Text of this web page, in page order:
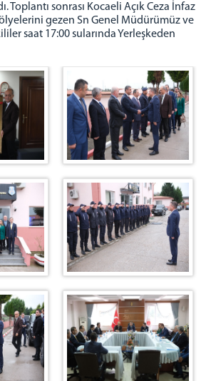
Toplantı sonrası Kocaeli Açık Ceza İnfaz
gezen Sn Genel Müdürümüz ve
saat 17:00 sularında Yerleşkeden